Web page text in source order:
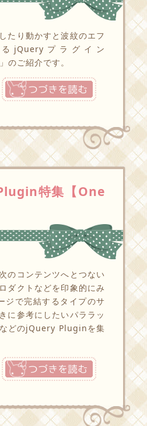
たり動かすと波紋のエフ
jQueryプラグイン
ご紹介です。
つづきを読む
特集【One
のコンテンツへとつない
ダクトなどを印象的にみ
ジで完結するタイプのサ
に参考にしたいパララッ
どのjQuery Pluginを集
つづきを読む